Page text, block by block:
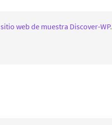
sitio web de muestra Discover-WP.